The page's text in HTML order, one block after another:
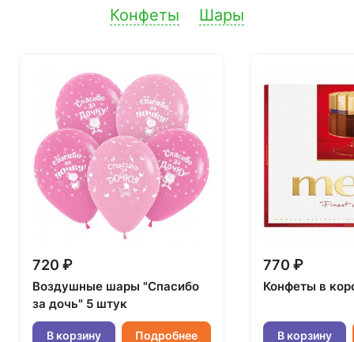
Конфеты Шары
720 ₽
Воздушные шары "Спасибо
за дочь" 5 штук
В корзину Подробнее
770 ₽
Конфеты в
В корзину